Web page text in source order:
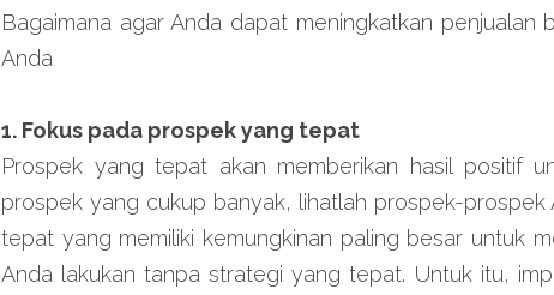
Bagaimana agar Anda dapat meningkatkan penjualan
Anda
1. Fokus pada prospek yang tepat
Prospek yang tepat akan memberikan hasil positif
prospek yang cukup banyak, lihatlah prospek-
tepat yang memiliki kemungkinan paling besar untuk
Anda lakukan tanpa strategi yang tepat. Untuk itu,